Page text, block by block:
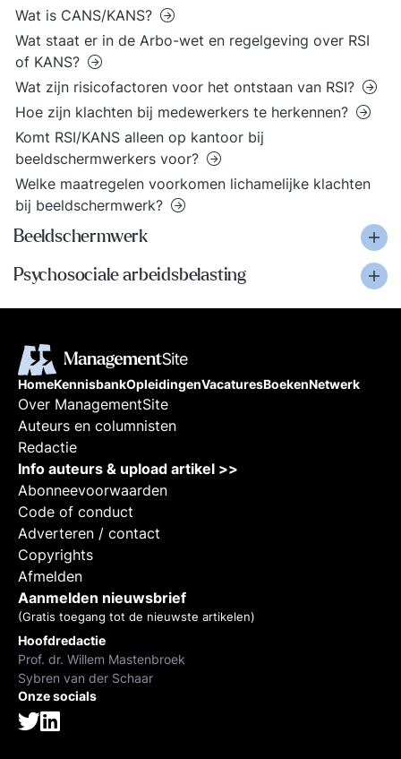
Wat is CANS/KANS?
Wat staat er in de Arbo-wet en regelgeving over RSI
of KANS?
Wat zijn risicofactoren voor het ontstaan van RSI?
Hoe zijn klachten bij medewerkers te herkennen?
Komt RSI/KANS alleen op kantoor bij
beeldschermwerkers voor?
Welke maatregelen voorkomen lichamelijke klachten
bij beeldschermwerk?
Beeldschermwerk
Psychosociale arbeidsbelasting
HomeKennisbankOpleidingenVacaturesBoekenNetwerk
Over ManagementSite
Auteurs en columnisten
Redactie
Info auteurs & upload artikel >>
Abonneevoorwaarden
Code of conduct
Adverteren / contact
Copyrights
Afmelden
Aanmelden nieuwsbrief
(Gratis toegang tot de nieuwste artikelen)
Hoofdredactie
Prof. dr. Willem Mastenbroek
Sybren van der Schaar
Onze socials